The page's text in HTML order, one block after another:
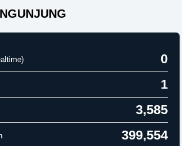
0
1
3,585
399,554